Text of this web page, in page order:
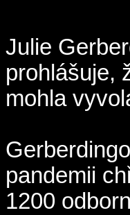
Julie
prohlášuje,
mohla
pandemii
1200